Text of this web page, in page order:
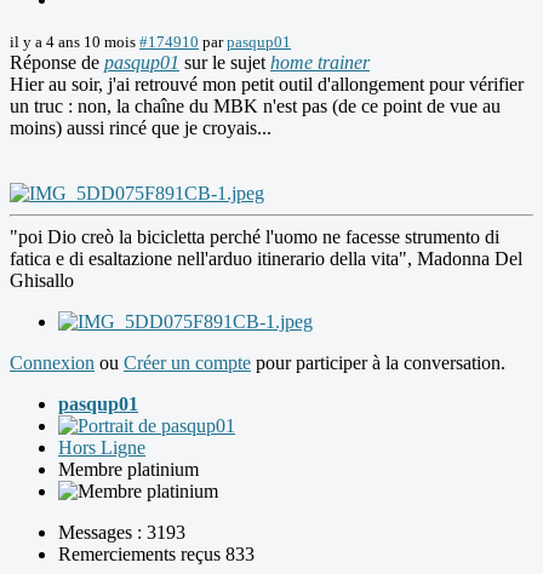
il y a 4 ans 10 mois #174910 parpasqup01
Réponse de pasqup01 sur le sujet home trainer
Hier au soir, j'ai retrouvé mon petit outil d'allongement pour vérifier
un truc : non, la chaîne du MBK n'est pas (de ce point de vue au
moins) aussi rincé que je croyais...
"poi Dio creò la bicicletta perché l'uomo ne facesse strumento di
fatica e di esaltazione nell'arduo itinerario della vita", Madonna Del
Ghisallo
Connexion ou Créer un compte pour participer à la conversation.
pasqup01
Hors Ligne
Membre platinium
Messages : 3193
Remerciements reçus 833